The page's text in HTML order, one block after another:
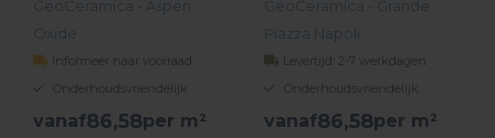
GeoCeramica - Aspen
Oxide
Informeer naar voorraad
Onderhoudsvriendelijk
vanaf86,58per m²
GeoCeramica - Grande
Piazza Napoli
Levertijd: 2-7 werkdagen
Onderhoudsvriendelijk
vanaf86,58per m²